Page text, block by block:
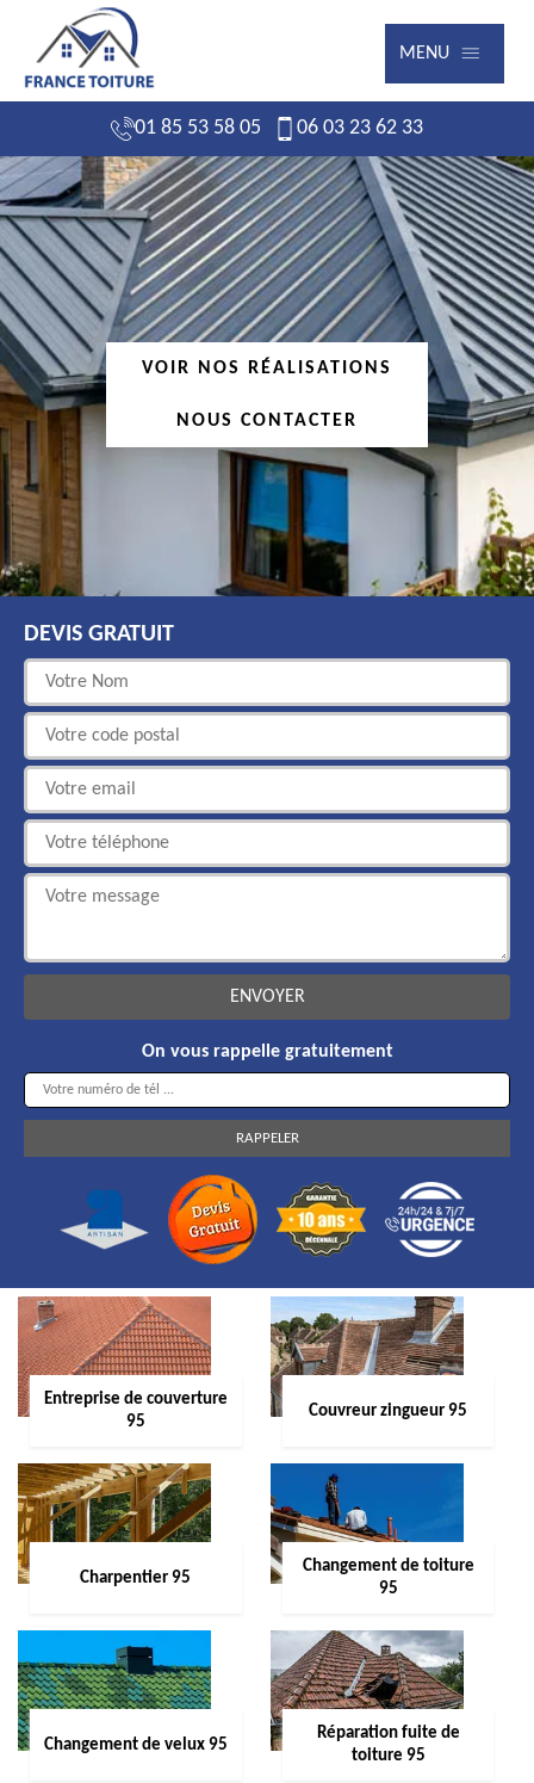
MENU
01 85 53 58 05 06 03 23 62 33
VOIR NOS RÉALISATIONS
NOUS CONTACTER
DEVIS GRATUIT
On vous rappelle gratuitement
Entreprise de couverture
95
Couvreur zingueur 95
Charpentier 95
Changement de toiture
95
Changement de velux 95
Réparation fuite de
toiture 95